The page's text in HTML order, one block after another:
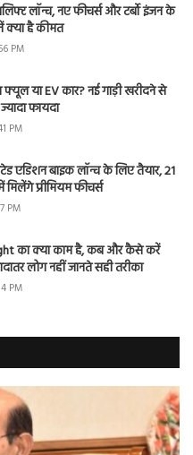
लॉन्च, नए फीचर्स और टर्बो इंजन के
क्या है कीमत
PM
या EV कार? नई गाड़ी खरीदने से
फायदा
PM
एडिशन बाइक लॉन्च के लिए तैयार, 21
प्रीमियम फीचर्स
PM
का क्या काम है, कब और कैसे करें
लोग नहीं जानते सही तरीका
PM